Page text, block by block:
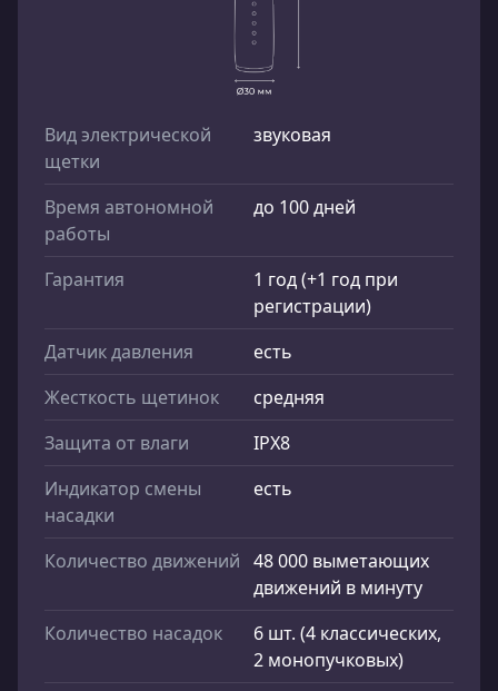
Вид электрической
щетки
звуковая
Время автономной
работы
до 100 дней
Гарантия
1 год (+1 год при
регистрации)
Датчик давления
есть
Жесткость щетинок
средняя
Защита от влаги
IPX8
Индикатор смены
насадки
есть
Количество движений 48 000 выметающих
движений в минуту
Количество насадок
6 шт. (4 классических,
2 монопучковых)